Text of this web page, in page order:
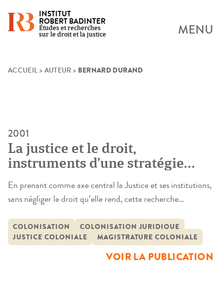
Skip
INSTITUT
ROBERT BADINTER
Études et recherches
sur le droit et la justice
MENU
ACCUEIL > AUTEUR > BERNARD DURAND
2001
La justice et le droit,
instruments d’une stratégie
coloniale
En prenant comme axe central la Justice et ses institutions,
sans négliger le droit qu’elle rend, cette recherche
déceler, sous la Troisième République, une stratégie mise en
œuvre par le droit et les institutions judiciaires qui prenne
en compte les réalités du terrain colonial, implique les
COLONISATION
COLONISATION JURIDIQUE
JUSTICE COLONIALE
MAGISTRATURE COLONIALE
VOIR LA PUBLICATION